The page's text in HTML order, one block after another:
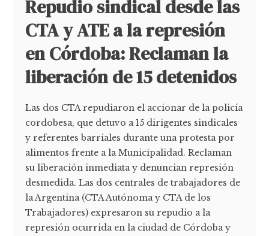
Repudio sindical desde las
CTA y ATE a la represión
en Córdoba: Reclaman la
liberación de 15 detenidos
Las dos CTA repudiaron el accionar de la policía
cordobesa, que detuvo a 15 dirigentes sindicales
y referentes barriales durante una protesta por
alimentos frente a la Municipalidad. Reclaman
su liberación inmediata y denuncian represión
desmedida. Las dos centrales de trabajadores de
la Argentina (CTA Autónoma y CTA de los
Trabajadores) expresaron su repudio a la
represión ocurrida en la ciudad de Córdoba y